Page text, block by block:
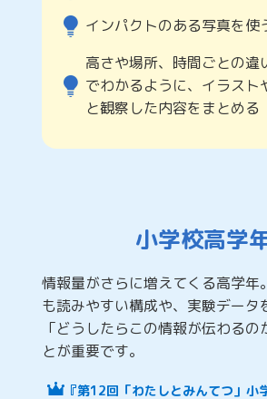
インパクトのある写真を使
高さや場所、時間ごとの違
でわかるように、イラスト
と観察した内容をまとめる
小学校高学
情報量がさらに増えてくる高学年
も読みやすい構成や、実験データ
「どうしたらこの情報が伝わるの
とが重要です。
『第12回「わたしとみんてつ」小